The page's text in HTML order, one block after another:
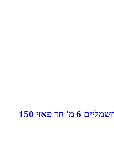
כבל טעינה נייד DC לרכבים חשמליים 6 מ' חד פאזי 150